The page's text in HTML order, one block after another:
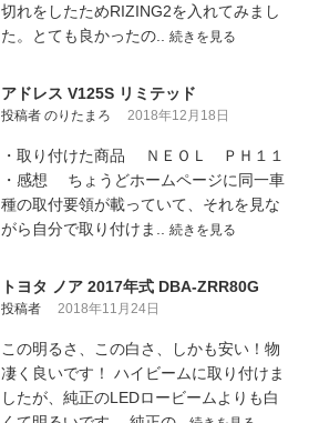
切れをしたためRIZING2を入れてみまし
た。とても良かったの.. 続きを見る
アドレス V125S リミテッド
投稿者 のりたまろ 2018年12月18日
・取り付けた商品 ＮＥＯＬ ＰＨ１１
・感想 ちょうどホームページに同一車
種の取付要領が載っていて、それを見な
がら自分で取り付けま.. 続きを見る
トヨタ ノア 2017年式 DBA-ZRR80G
投稿者 2018年11月24日
この明るさ、この白さ、しかも安い！物
凄く良いです！ ハイビームに取り付けま
したが、純正のLEDロービームよりも白